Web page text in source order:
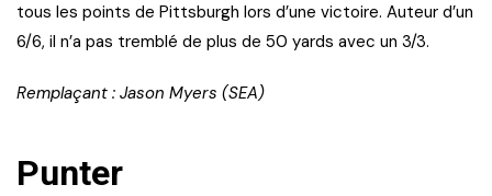
tous les points de Pittsburgh lors d’une victoire. Auteur d’un
6/6, il n’a pas tremblé de plus de 50 yards avec un 3/3.
Remplaçant : Jason Myers (SEA)
Punter